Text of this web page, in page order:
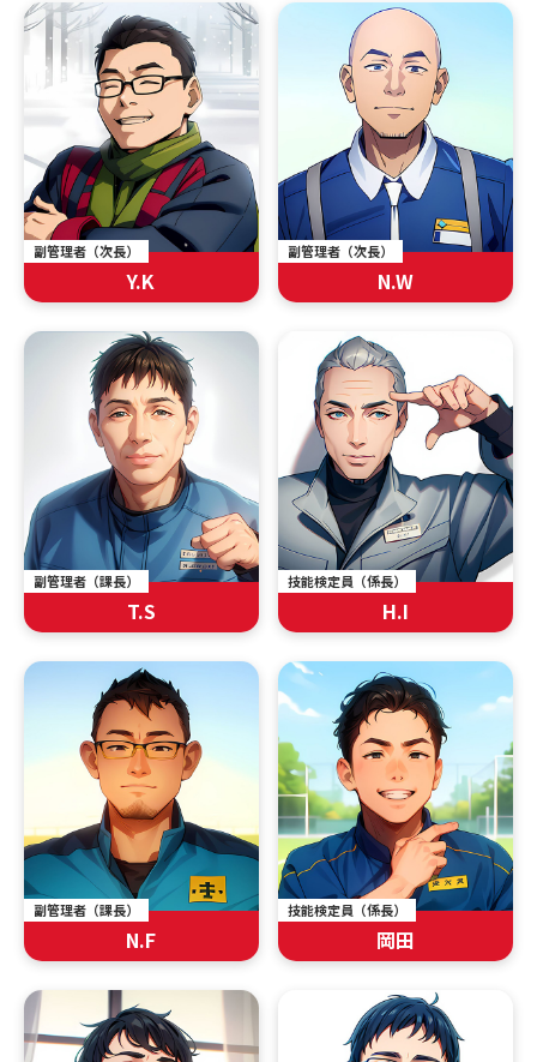
副管理者（次長）
Y.K
副管理者（次長）
N.W
副管理者（課長）
T.S
技能検定員（係長）
H.I
副管理者（課長）
N.F
技能検定員（係長）
岡田